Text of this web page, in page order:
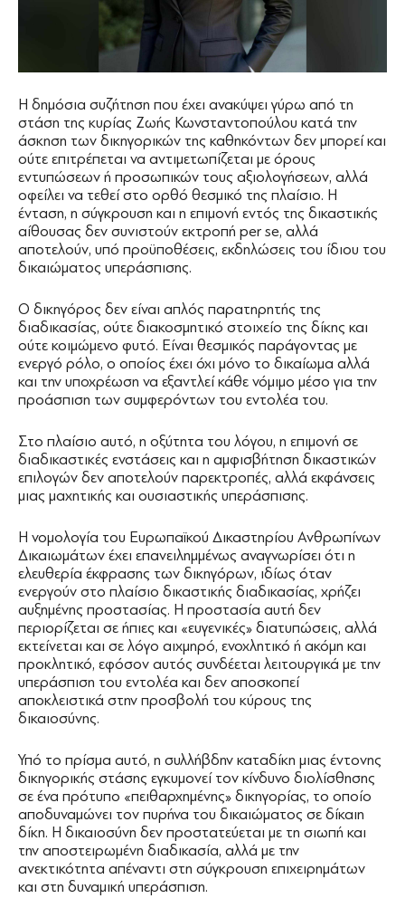
Η δημόσια συζήτηση που έχει ανακύψει γύρω από τη
στάση της κυρίας Ζωής Κωνσταντοπούλου κατά την
άσκηση των δικηγορικών της καθηκόντων δεν μπορεί και
ούτε επιτρέπεται να αντιμετωπίζεται με όρους
εντυπώσεων ή προσωπικών τους αξιολογήσεων, αλλά
οφείλει να τεθεί στο ορθό θεσμικό της πλαίσιο. Η
ένταση, η σύγκρουση και η επιμονή εντός της δικαστικής
αίθουσας δεν συνιστούν εκτροπή per se, αλλά
αποτελούν, υπό προϋποθέσεις, εκδηλώσεις του ίδιου του
δικαιώματος υπεράσπισης.
Ο δικηγόρος δεν είναι απλός παρατηρητής της
διαδικασίας, ούτε διακοσμητικό στοιχείο της δίκης και
ούτε κοιμώμενο φυτό. Είναι θεσμικός παράγοντας με
ενεργό ρόλο, ο οποίος έχει όχι μόνο το δικαίωμα αλλά
και την υποχρέωση να εξαντλεί κάθε νόμιμο μέσο για την
προάσπιση των συμφερόντων του εντολέα του.
Στο πλαίσιο αυτό, η οξύτητα του λόγου, η επιμονή σε
διαδικαστικές ενστάσεις και η αμφισβήτηση δικαστικών
επιλογών δεν αποτελούν παρεκτροπές, αλλά εκφάνσεις
μιας μαχητικής και ουσιαστικής υπεράσπισης.
Η νομολογία του Ευρωπαϊκού Δικαστηρίου Ανθρωπίνων
Δικαιωμάτων έχει επανειλημμένως αναγνωρίσει ότι η
ελευθερία έκφρασης των δικηγόρων, ιδίως όταν
ενεργούν στο πλαίσιο δικαστικής διαδικασίας, χρήζει
αυξημένης προστασίας. Η προστασία αυτή δεν
περιορίζεται σε ήπιες και «ευγενικές» διατυπώσεις, αλλά
εκτείνεται και σε λόγο αιχμηρό, ενοχλητικό ή ακόμη και
προκλητικό, εφόσον αυτός συνδέεται λειτουργικά με την
υπεράσπιση του εντολέα και δεν αποσκοπεί
αποκλειστικά στην προσβολή του κύρους της
δικαιοσύνης.
Υπό το πρίσμα αυτό, η συλλήβδην καταδίκη μιας έντονης
δικηγορικής στάσης εγκυμονεί τον κίνδυνο διολίσθησης
σε ένα πρότυπο «πειθαρχημένης» δικηγορίας, το οποίο
αποδυναμώνει τον πυρήνα του δικαιώματος σε δίκαιη
δίκη. Η δικαιοσύνη δεν προστατεύεται με τη σιωπή και
την αποστειρωμένη διαδικασία, αλλά με την
ανεκτικότητα απέναντι στη σύγκρουση επιχειρημάτων
και στη δυναμική υπεράσπιση.